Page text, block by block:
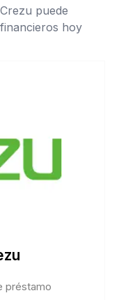
puede
hoy
préstamo